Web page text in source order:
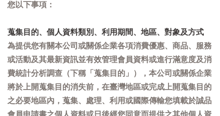
您以下事項：
蒐集目的、個人資料類別、利用期間、地區、對象及方式
為提供您有關本公司或關係企業各項消費優惠、商品、服務
或活動及其最新資訊並有效管理會員資料或進行滿意度及消
費統計分析調查（下稱「蒐集目的」），本公司或關係企業
將於上開蒐集目的消失前，在臺灣地區或完成上開蒐集目的
之必要地區內，蒐集、處理、利用或國際傳輸您填載於誠品
會員申請書之個人資料或日後經您同意而提供之其他個人資